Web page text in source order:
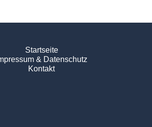
Startseite
& Datenschutz
Kontakt